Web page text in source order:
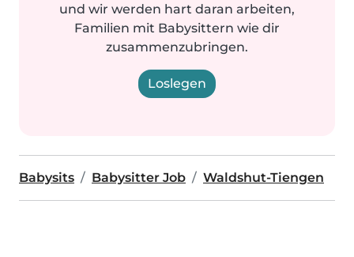
und wir werden hart daran arbeiten,
Familien mit Babysittern wie dir
zusammenzubringen.
Loslegen
Babysits Babysitter Job Waldshut-Tiengen